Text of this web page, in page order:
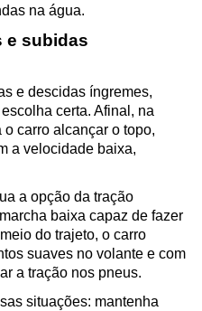
na água.
e subidas
e descidas íngremes,
certa. Afinal, na
carro alcançar o topo,
a velocidade baixa,
a opção da tração
baixa capaz de fazer
do trajeto, o carro
suaves no volante e com
a tração nos pneus.
situações: mantenha